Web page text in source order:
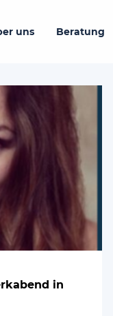
uns Beratung
in